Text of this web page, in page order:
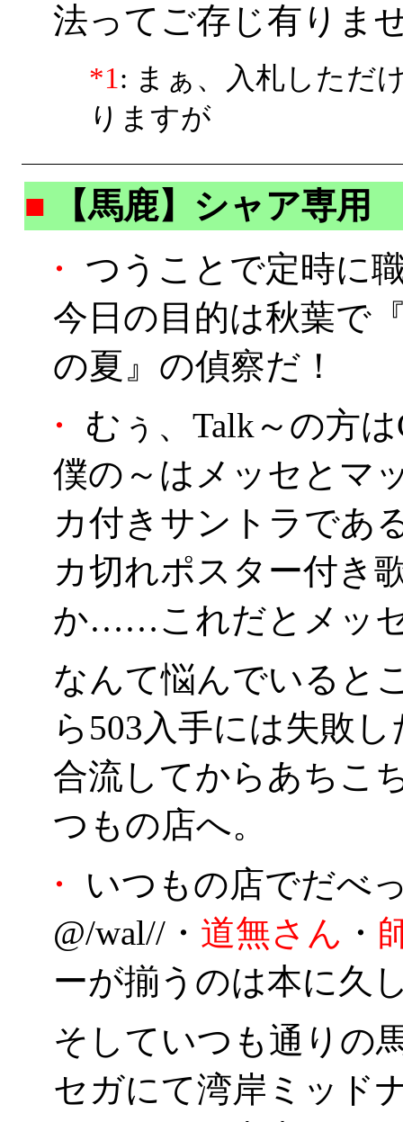
法ってご存じ有りま
*1: まぁ、入札しただ
りますが
■
【馬鹿】シャア専用
・
つうことで定時に
今日の目的は秋葉で
の夏』の偵察だ！
・
むぅ、Talk～の方
僕の～はメッセとマ
カ付きサントラであ
カ切れポスター付き
か……これだとメッ
なんて悩んでいると
ら503入手には失敗
合流してからあちこ
つもの店へ。
・
いつもの店でだべ
@/wal//・ 道無さん ・
ーが揃うのは本に久
そしていつも通りの
セガにて湾岸ミッド